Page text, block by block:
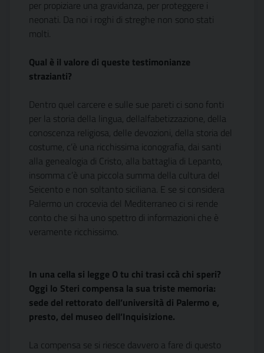
per propiziare una gravidanza, per proteggere i
neonati. Da noi i roghi di streghe non sono stati
molti.
Qual è il valore di queste testimonianze
strazianti?
Dentro quel carcere e sulle sue pareti ci sono fonti
per la storia della lingua, dellalfabetizzazione, della
conoscenza religiosa, delle devozioni, della storia del
costume, c’è una ricchissima iconografia, dai santi
alla genealogia di Cristo, alla battaglia di Lepanto,
insomma c’è una piccola summa della cultura del
Seicento e non soltanto siciliana. E se si considera
Palermo un crocevia del Mediterraneo ci si rende
conto che si ha uno spettro di informazioni che è
veramente ricchissimo.
In una cella si legge O tu chi trasi ccà chi speri?
Oggi lo Steri compensa la sua triste memoria:
sede del rettorato dell’università di Palermo e,
presto, del museo dell’Inquisizione.
La compensa se si riesce davvero a fare di questo